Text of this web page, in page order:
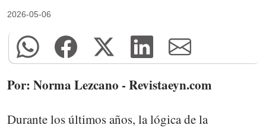
2026-05-06
Por: Norma Lezcano - Revistaeyn.com
Durante los últimos años, la lógica de la